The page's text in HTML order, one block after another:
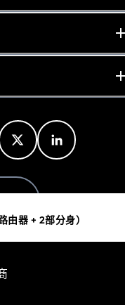
器 + 2部分身）